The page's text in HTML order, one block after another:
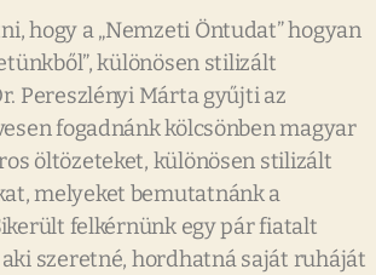
hogy a „Nemzeti Öntudat” hogyan
különösen stilizált
Pereszlényi Márta gyűjti az
fogadnánk kölcsönben magyar
öltözeteket, különösen stilizált
melyeket bemutatnánk a
felkérnünk egy pár fiatalt
szeretné, hordhatná saját ruháját